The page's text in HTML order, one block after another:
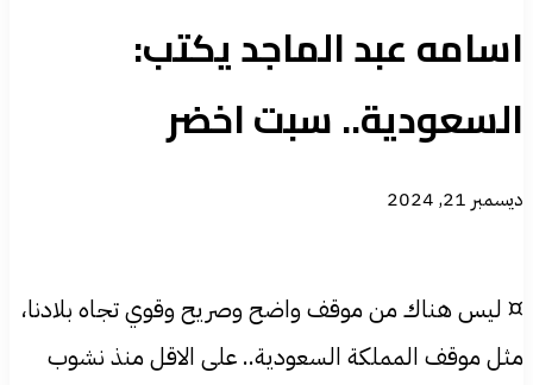
اسامه عبد الماجد يكتب:
السعودية.. سبت اخضر
ديسمبر 21, 2024
¤ ليس هناك من موقف واضح وصريح وقوي تجاه بلادنا،
مثل موقف المملكة السعودية.. على الاقل منذ نشوب